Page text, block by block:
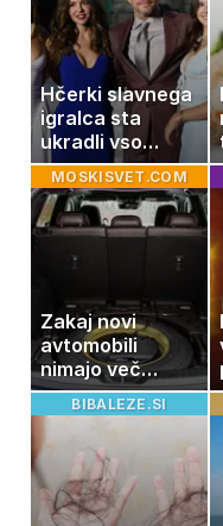
Hčerki slavnega
igralca sta
ukradli vso
pozornost
MOSKISVET.COM
Zakaj novi
avtomobili
nimajo več
rezervne gume?
BIBALEZE.SI